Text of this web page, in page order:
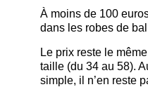
À moins de 100
dans les robes de
Le prix reste le
taille (du 34 au 58).
simple, il n’en reste